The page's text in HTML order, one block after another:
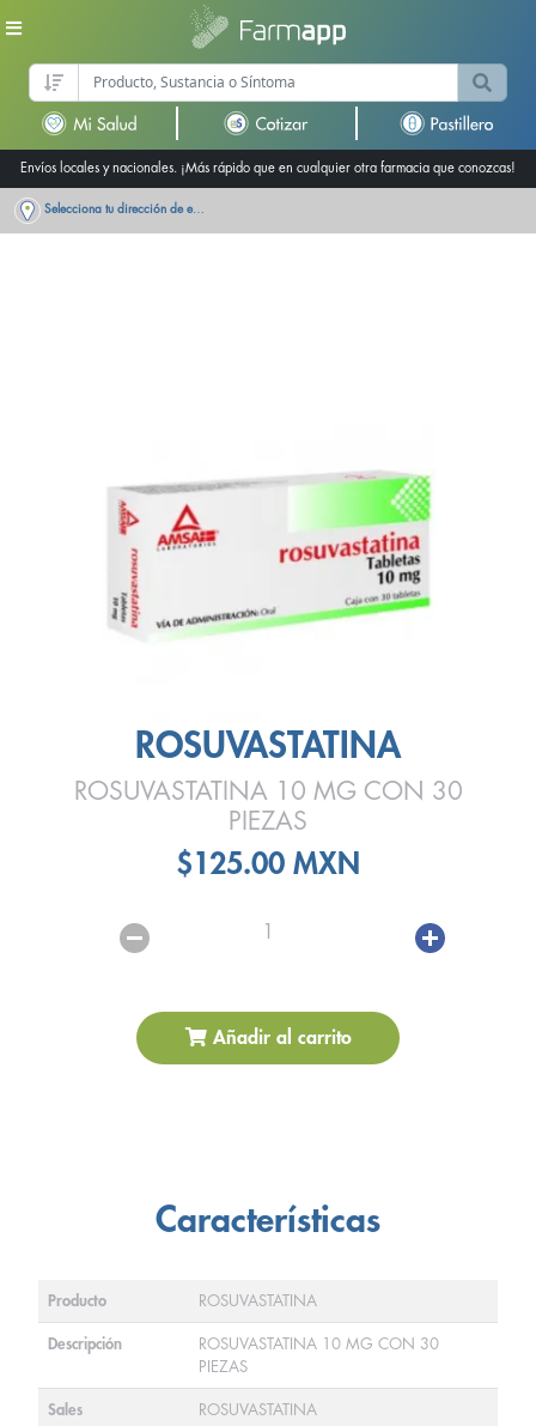
Envíos locales y nacionales. ¡Más rápido que en cualquier otra farmacia que conozcas!
Selecciona tu dirección de entrega
ROSUVASTATINA
ROSUVASTATINA 10 MG CON 30
PIEZAS
$125.00 MXN
1
Añadir al carrito
Características
Producto ROSUVASTATINA
Descripción
ROSUVASTATINA 10 MG CON 30
PIEZAS
Sales ROSUVASTATINA